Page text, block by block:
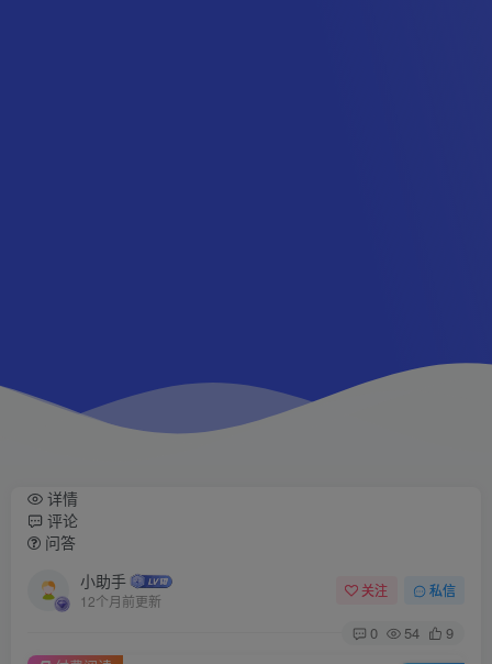
详情
评论
问答
小助手
12个月前更新
关注 私信
0 54
9